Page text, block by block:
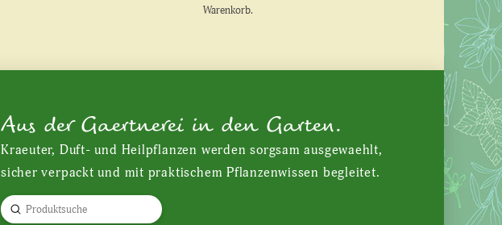
Warenkorb.
Aus der Gaertnerei in den Garten.
Kraeuter, Duft- und Heilpflanzen werden sorgsam ausgewaehlt,
sicher verpackt und mit praktischem Pflanzenwissen begleitet.
Search
Submit